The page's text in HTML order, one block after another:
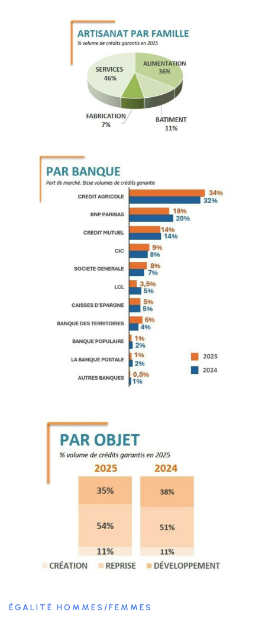
ÉGALITÉ HOMMES/FEMMES